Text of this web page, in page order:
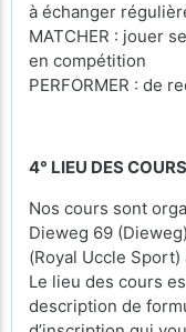
à échanger
MATCHER : jouer
en compétition
PERFORMER : de
4° LIEU DES COURS
Nos cours sont
Dieweg 69
(Royal Uccle Sport)
Le lieu des cours
description de